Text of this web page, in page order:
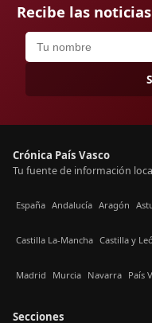
Recibe las
Crónica País Vasco
Tu fuente de información
España Andalucía Aragón
Castilla La-Mancha Castilla y
Madrid Murcia Navarra País
Secciones